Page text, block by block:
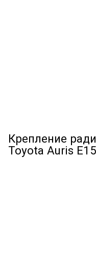
Крепление
Toyota Auris